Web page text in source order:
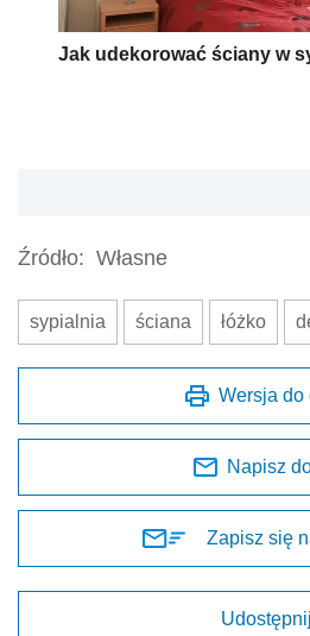
Jak udekorować ściany w
Źródło: Własne
sypialnia ściana łóżko
Wersja do
Napisz
Zapisz się
Udostępnij